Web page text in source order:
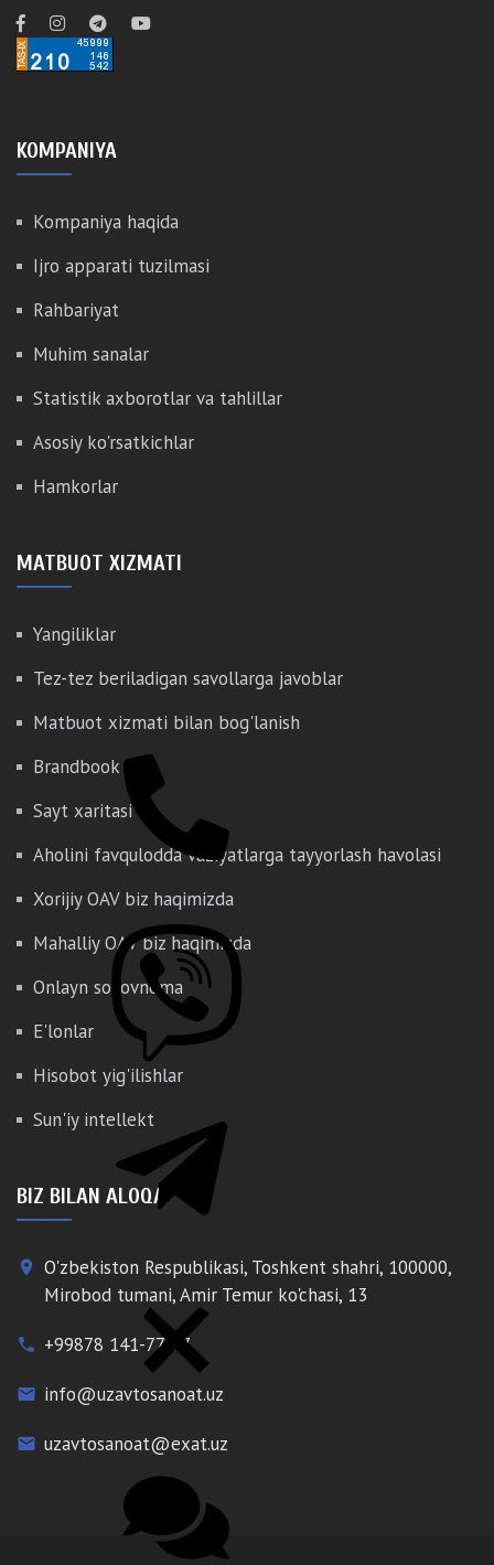
KOMPANIYA
Kompaniya haqida
Ijro apparati tuzilmasi
Rahbariyat
Muhim sanalar
Statistik axborotlar va tahlillar
Asosiy ko'rsatkichlar
Hamkorlar
MATBUOT XIZMATI
Yangiliklar
Tez-tez beriladigan savollarga javoblar
Matbuot xizmati bilan bog'lanish
Brandbook
Sayt xaritasi
Aholini favqulodda vaziyatlarga tayyorlash havolasi
Xorijiy OAV biz haqimizda
Mahalliy OAV biz haqimizda
Onlayn so'rovnoma
E'lonlar
Hisobot yig'ilishlar
Sun'iy intellekt
BIZ BILAN ALOQA
place O'zbekiston Respublikasi, Toshkent shahri, 100000,
Mirobod tumani, Amir Temur ko'chasi, 13
phone +99878 141-77-77
email info@uzavtosanoat.uz
email uzavtosanoat@exat.uz